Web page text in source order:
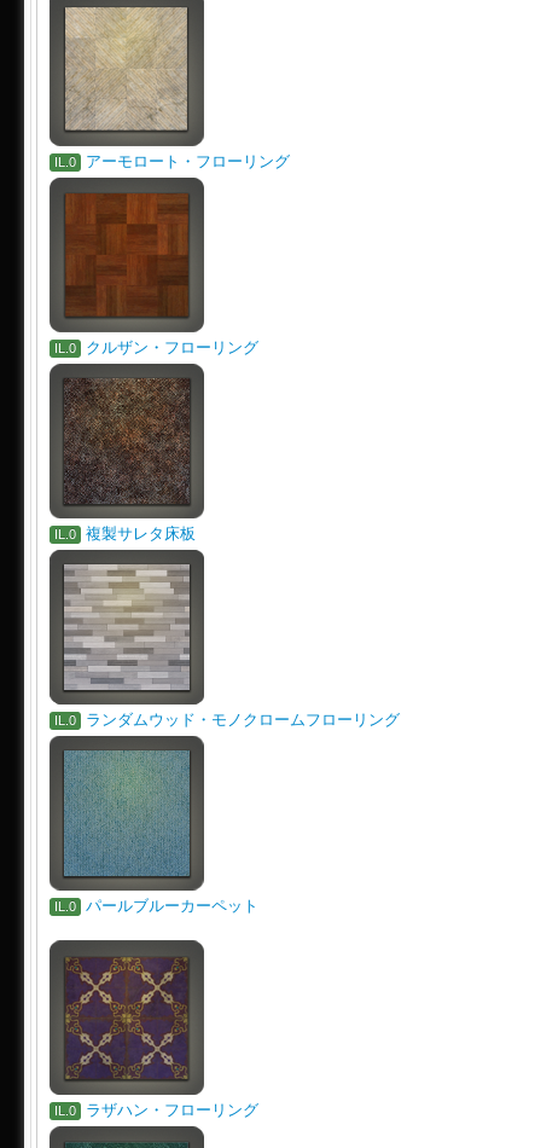
IL.0 アーモロート・フローリング
IL.0 クルザン・フローリング
IL.0 複製サレタ床板
IL.0 ランダムウッド・モノクロームフローリング
IL.0 パールブルーカーペット
IL.0 ラザハン・フローリング